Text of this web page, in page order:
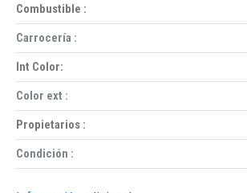
Combustible :
Carrocería :
Int Color:
Color ext :
Propietarios :
Condición :